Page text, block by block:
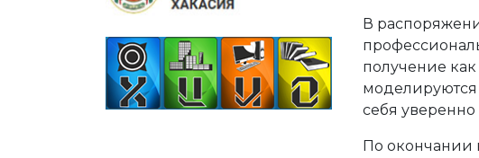
В
получение
моделируются
себя
По окончании